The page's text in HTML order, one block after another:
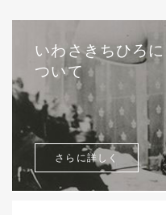
いわさきちひろに
ついて
さらに詳しく